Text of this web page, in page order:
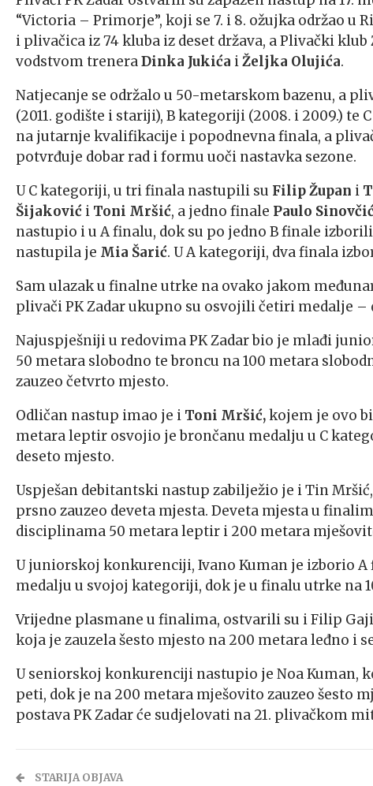
“Victoria – Primorje”, koji se 7. i 8. ožujka održao u
i plivačica iz 74 kluba iz deset država, a Plivački
vodstvom treneraDinka Jukića iŽeljka Olujića.
Natjecanje se održalo u 50-metarskom bazenu, a
(2011. godište i stariji), B kategoriji (2008. i 2009.) te
na jutarnje kvalifikacije i popodnevna finala, a
potvrđuje dobar rad i formu uoči nastavka sezone.
U C kategoriji, u tri finala nastupili su Filip Župan i
Šijaković i Toni Mršić, a jedno finale Paulo
nastupio i u A finalu, dok su po jedno B finale izborili
nastupila je Mia Šarić. U A kategoriji, dva finala
Sam ulazak u finalne utrke na ovako jakom
plivači PK Zadar ukupno su osvojili četiri medalje –
Najuspješniji u redovima PK Zadar bio je mlađi
50 metara slobodno te broncu na 100 metara
zauzeo četvrto mjesto.
Odličan nastup imao je i Toni Mršić,kojem je ovo
metara leptir osvojio je brončanu medalju u C
deseto mjesto.
Uspješan debitantski nastup zabilježio je i Tin
prsno zauzeo deveta mjesta. Deveta mjesta u
disciplinama 50 metara leptir i 200 metara
U juniorskoj konkurenciji, Ivano Kuman je izborio
medalju u svojoj kategoriji, dok je u finalu utrke na
Vrijedne plasmane u finalima, ostvarili su i Filip
koja je zauzela šesto mjesto na 200 metara leđno i
U seniorskoj konkurenciji nastupio je Noa Kuman,
peti, dok je na 200 metara mješovito zauzeo šesto
postava PK Zadar će sudjelovati na 21. plivačkom
STARIJA OBJAVA